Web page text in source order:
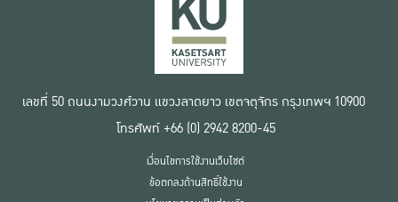
เลขที่ 50 ถนนงามวงศ์วาน แขวงลาดยาว เขตจตุจักร กรุงเทพฯ 10900
โทรศัพท์ +66 (0) 2942 8200-45
เงื่อนไขการใช้งานเว็บไซต์
ข้อตกลงด้านสิทธิ์ใช้งาน